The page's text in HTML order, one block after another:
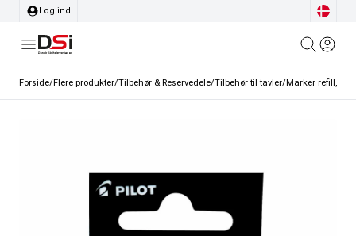
Log ind
Forside/Flere produkter/Tilbehør & Reservedele/Tilbehør til tavler/Marker refill, til